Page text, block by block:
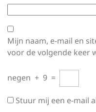
Mijn naam, e-mail en
voor de volgende keer
negen + 9 =
Stuur mij een e-mail